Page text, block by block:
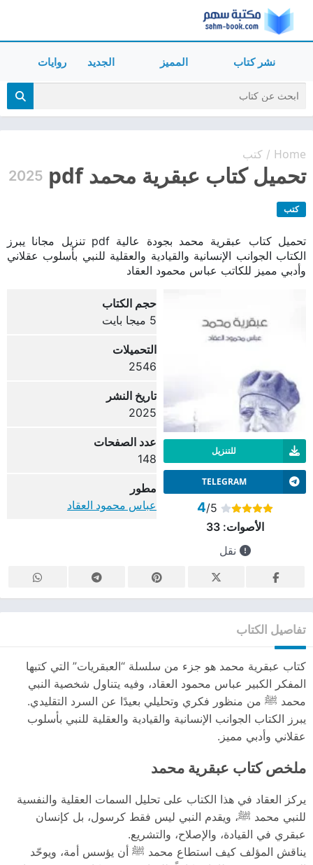
نشر كتاب المميز الجديد روايات
Home
/ كتب
تحميل كتاب عبقرية محمد pdf 2025
كتب
تحميل كتاب عبقرية محمد بجودة عالية pdf تنزيل مجانا يبرز
الكتاب الجوانب الإنسانية والقيادية والعقلية للنبي بأسلوب عقلاني
وأدبي مميز للكاتب عباس محمود العقاد
للتنزيل
TELEGRAM
4/5
الأصوات:33
نقل
حجم الكتاب
5 ميجا بايت
التحميلات
2546
تاريخ النشر
2025
عدد الصفحات
148
مطور
عباس محمود العقاد
تفاصيل الكتاب
كتاب عبقرية محمد هو جزء من سلسلة “العبقريات” التي كتبها
المفكر الكبير عباس محمود العقاد، وفيه يتناول شخصية النبي
محمد ﷺ من منظور فكري وتحليلي بعيدًا عن السرد التقليدي.
يبرز الكتاب الجوانب الإنسانية والقيادية والعقلية للنبي بأسلوب
عقلاني وأدبي مميز.
ملخص كتاب عبقرية محمد
يركز العقاد في هذا الكتاب على تحليل السمات العقلية والنفسية
للنبي محمد ﷺ، ويقدم النبي ليس فقط كرسول، بل كإنسان
عبقري في القيادة، والإصلاح، والتشريع.
يناقش المؤلف كيف استطاع محمد ﷺ أن يؤسس أمة، ويوحّد